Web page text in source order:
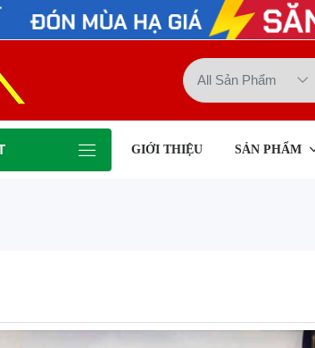
GIỚI THIỆU SẢN PHẨM